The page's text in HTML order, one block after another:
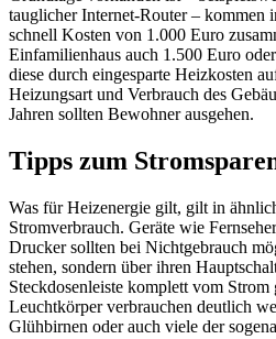
tauglicher Internet-Router – kommen
schnell Kosten von 1.000 Euro
Einfamilienhaus auch 1.500 Euro
diese durch eingesparte Heizkosten
Heizungsart und Verbrauch des
Jahren sollten Bewohner ausgehen.
Tipps zum
Was für Heizenergie gilt, gilt in
Stromverbrauch. Geräte wie
Drucker sollten bei Nichtgebrauch
stehen, sondern über ihren
Steckdosenleiste komplett vom
Leuchtkörper verbrauchen deutlich
Glühbirnen oder auch viele der